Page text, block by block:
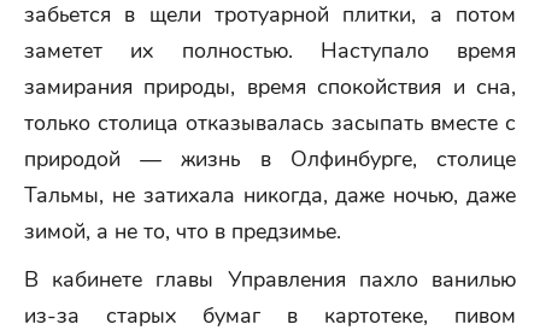
забьется в щели тротуарной плитки, а потом
заметет их полностью. Наступало время
замирания природы, время спокойствия и сна,
только столица отказывалась засыпать вместе с
природой — жизнь в Олфинбурге, столице
Тальмы, не затихала никогда, даже ночью, даже
зимой, а не то, что в предзимье.
В кабинете главы Управления пахло ванилью
из-за старых бумаг в картотеке, пивом